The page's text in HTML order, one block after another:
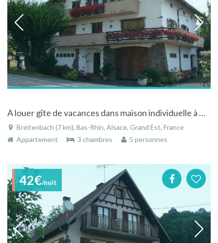
A louer gîte de vacances dans maison individuelle à Breitenbach - Bas-Rhin - Alsace
Breitenbach (7 km), Bas-Rhin, Alsace, Grand Est, France
Appartement
3 chambres 5 personnes
42€/nuit